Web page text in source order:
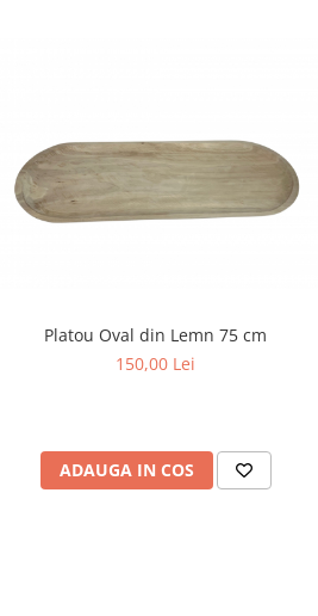
Platou Oval din Lemn 75 cm
150,00 Lei
ADAUGA IN COS